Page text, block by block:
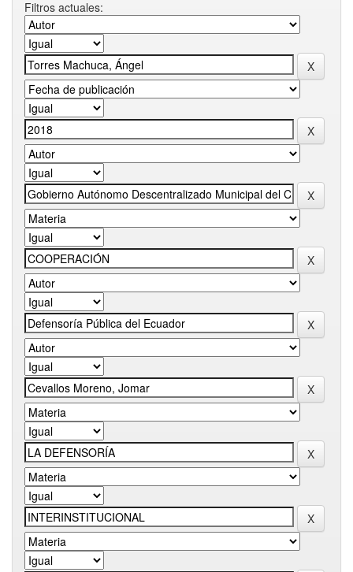
Filtros actuales: